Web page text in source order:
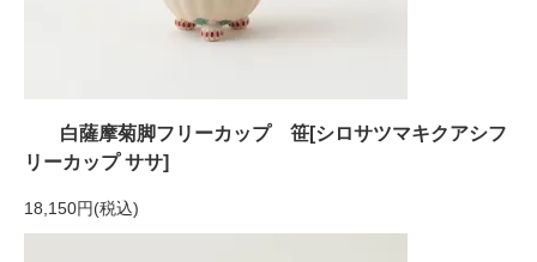
白薩摩菊脚フリーカップ 笹[シロサツマキクアシフ
リーカップ ササ]
18,150円(税込)